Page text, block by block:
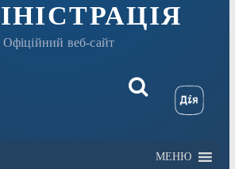
Офіційний веб-сайт
МЕНЮ